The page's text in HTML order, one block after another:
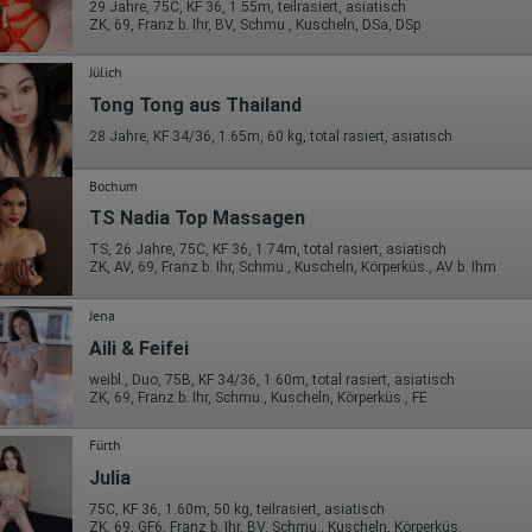
die von dem Browser übermittelte IP-Adresse werden übertragen
gespeichert. Dabei können aus den verarbeiteten Daten
der Nutzer erstellt werden. Diese Informationen wird
gegebenenfalls auch an Dritte übertragen, sofern dies gesetzlich
wird oder, soweit Dritte diese Daten im Auftrag von
verarbeiten. Die IP-Adresse der Nutzer wird von Google innerhalb
Mitgliedstaaten der Europäischen Union oder in anderen
des Abkommens über den Europäischen
gekürzt, dies bedeutet, dass alle Daten anonym
werden. Nur in Ausnahmefällen wird die volle IP-Adresse an
Server von Google in den USA übertragen und dort gekürzt. Die von
Browser des Nutzers übermittelte IP-Adresse wird nicht mit anderen
von Google zusammengeführt.
Informationen zum Besucherverhalten sind folgende:
Herkunft (Land und Stadt)
Sprache
Betriebssystem
Gerät (PC, Tablet-PC oder Smartphone)
Browser und alle verwendeten Add-ons
Auflösung des Computers
Besucherquelle (Facebook, Suchmaschine oder verweisende
Webseite)
Welche Dateien wurden heruntergeladen?
Welche Videos angeschaut?
Wurden Werbebanner angeklickt?
Wohin ging der Besucher? Klickte er auf weitere Seiten des Portals
29 Jahre, 75C, KF 36, 1.55m, teilrasiert, asiatisch
ZK, 69, Franz b. Ihr, BV, Schmu., Kuscheln, DSa, DSp
Jülich
Tong Tong aus Thailand
28 Jahre, KF 34/36, 1.65m, 60 kg, total rasiert, asiatisch
Bochum
TS Nadia Top Massagen
TS, 26 Jahre, 75C, KF 36, 1.74m, total rasiert, asiatisch
ZK, AV, 69, Franz b. Ihr, Schmu., Kuscheln, Körperküs., AV b. Ihm
Jena
Aili & Feifei
weibl., Duo, 75B, KF 34/36, 1.60m, total rasiert, asiatisch
ZK, 69, Franz b. Ihr, Schmu., Kuscheln, Körperküs., FE
Fürth
Julia
75C, KF 36, 1.60m, 50 kg, teilrasiert, asiatisch
ZK, 69, GF6, Franz b. Ihr, BV, Schmu., Kuscheln, Körperküs.